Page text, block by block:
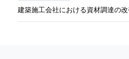
建築施工会社における資材調達の